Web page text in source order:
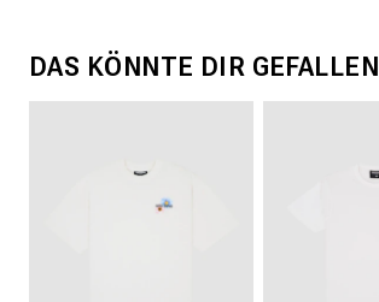
DAS KÖNNTE DIR GEFALLEN